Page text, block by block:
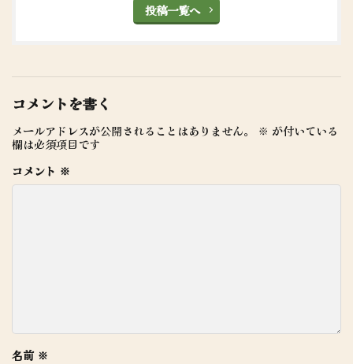
投稿一覧へ
コメントを書く
メールアドレスが公開されることはありません。 ※ が付いている
欄は必須項目です
コメント ※
名前 ※